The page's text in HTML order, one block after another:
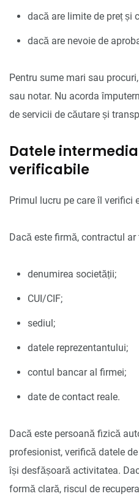
dacă are limite de preț și
dacă are nevoie de
Pentru sume mari sau
sau notar. Nu acorda
de servicii de căutare și
Datele
verificabile
Primul lucru pe care îl verifici
Dacă este firmă, contractul
denumirea societății;
CUI/CIF;
sediul;
datele reprezentantului;
contul bancar al firmei;
date de contact reale.
Dacă este persoană fizică
profesionist, verifică datele
își desfășoară activitatea.
formă clară, riscul de